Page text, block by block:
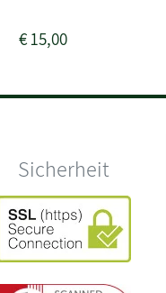
€15,00
Sicherheit